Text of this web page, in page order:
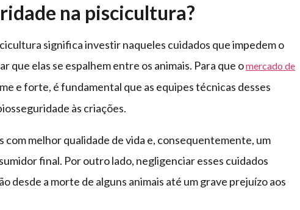
na piscicultura?
significa investir naqueles cuidados que impedem o
que elas se espalhem entre os animais. Para que omercado de
e forte, é fundamental que as equipes técnicas desses
às criações.
com melhor qualidade de vida e, consequentemente, um
final. Por outro lado, negligenciar esses cuidados
desde a morte de alguns animais até um grave prejuízo aos